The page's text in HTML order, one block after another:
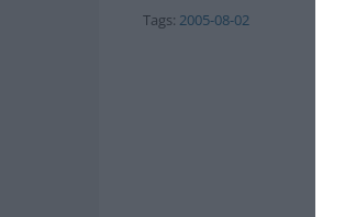
Tags: 2005-08-02